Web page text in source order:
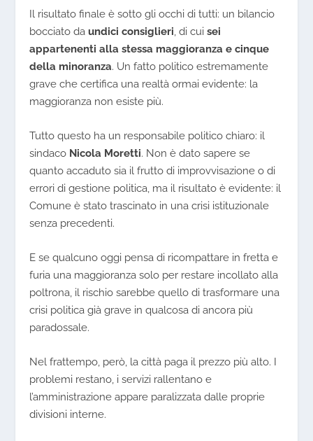
Il risultato finale è sotto gli occhi di tutti: un bilancio
bocciato daundici consiglieri , di cuisei
appartenenti alla stessa maggioranza e cinque
della minoranza. Un fatto politico estremamente
grave che certifica una realtà ormai evidente: la
maggioranza non esiste più.
Tutto questo ha un responsabile politico chiaro: il
sindaco Nicola Moretti. Non è dato sapere se
quanto accaduto sia il frutto di improvvisazione o di
errori di gestione politica, ma il risultato è evidente: il
Comune è stato trascinato in una crisi istituzionale
senza precedenti.
E se qualcuno oggi pensa di ricompattare in fretta e
furia una maggioranza solo per restare incollato alla
poltrona, il rischio sarebbe quello di trasformare una
crisi politica già grave in qualcosa di ancora più
paradossale.
Nel frattempo, però, la città paga il prezzo più alto. I
problemi restano, i servizi rallentano e
l’amministrazione appare paralizzata dalle proprie
divisioni interne.